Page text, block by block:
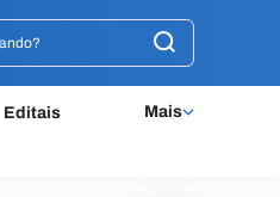
Editais Mais